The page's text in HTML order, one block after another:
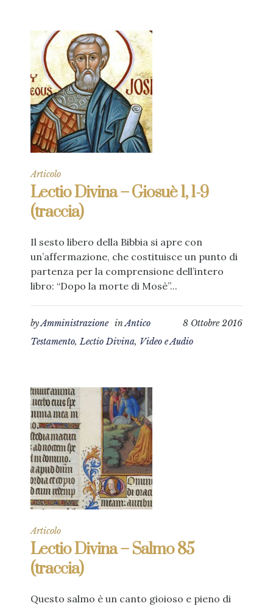
Articolo
Lectio Divina – Giosuè 1, 1-9
(traccia)
Il sesto libero della Bibbia si apre con
un’affermazione, che costituisce un punto di
partenza per la comprensione dell’intero
libro: “Dopo la morte di Mosè”...
8 Ottobre 2016
byAmministrazione inAntico
Testamento,Lectio Divina, Video e Audio
Articolo
Lectio Divina – Salmo 85
(traccia)
Questo salmo è un canto gioioso e pieno di